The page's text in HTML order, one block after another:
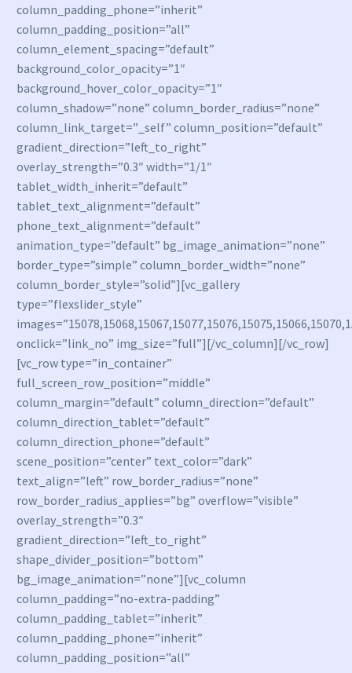
column_padding_phone=”inherit”
column_padding_position=”all”
column_element_spacing=”default”
background_color_opacity=”1″
background_hover_color_opacity=”1″
column_shadow=”none” column_border_radius=”none”
column_link_target=”_self” column_position=”default”
gradient_direction=”left_to_right”
overlay_strength=”0.3″ width=”1/1″
tablet_width_inherit=”default”
tablet_text_alignment=”default”
phone_text_alignment=”default”
animation_type=”default” bg_image_animation=”none”
border_type=”simple” column_border_width=”none”
column_border_style=”solid”][vc_gallery
type=”flexslider_style”
onclick=”link_no” img_size=”full”][/vc_column][/vc_row]
[vc_row type=”in_container”
full_screen_row_position=”middle”
column_margin=”default” column_direction=”default”
column_direction_tablet=”default”
column_direction_phone=”default”
scene_position=”center” text_color=”dark”
text_align=”left” row_border_radius=”none”
row_border_radius_applies=”bg” overflow=”visible”
overlay_strength=”0.3″
gradient_direction=”left_to_right”
shape_divider_position=”bottom”
bg_image_animation=”none”][vc_column
column_padding=”no-extra-padding”
column_padding_tablet=”inherit”
column_padding_phone=”inherit”
column_padding_position=”all”